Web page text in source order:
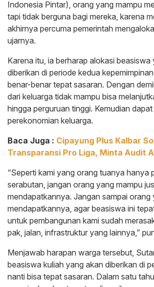
Indonesia Pintar), orang yang mampu
tapi tidak berguna bagi mereka, karena
akhirnya percuma pemerintah
ujarnya.
Karena itu, ia berharap alokasi beasiswa
diberikan di periode kedua
benar-benar tepat sasaran. Dengan
dari keluarga tidak mampu bisa
hingga perguruan tinggi. Kemudian
perekonomian keluarga.
Baca Juga : Cipayung Plus Kalbar
Transparansi Pro Liga, Minta Audit
“Seperti kami yang orang tuanya hanya
serabutan, jangan orang yang mampu
mendapatkannya. Jangan sampai orang
mendapatkannya, agar beasiswa ini
untuk pembangunan kami sudah
pak, jalan, infrastruktur yang lainnya,”
Menjawab harapan warga tersebut,
beasiswa kuliah yang akan diberikan di
nanti bisa tepat sasaran. Dalam satu